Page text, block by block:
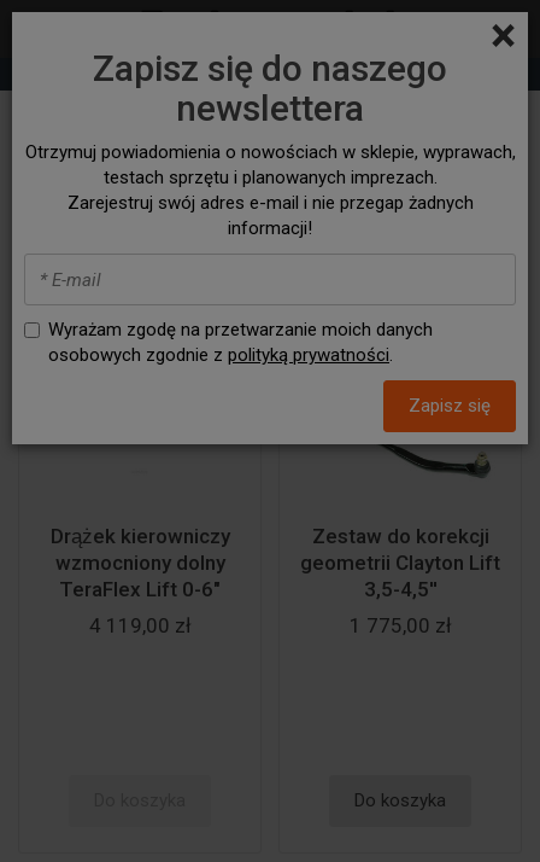
×
Zapisz się do naszego
newslettera
Otrzymuj powiadomienia o nowościach w sklepie, wyprawach,
testach sprzętu i planowanych imprezach.
Zarejestruj swój adres e-mail i nie przegap żadnych
informacji!
Wyrażam zgodę na przetwarzanie moich danych
osobowych zgodnie z polityką prywatności.
Zapisz się
+48 530 932 305 sklep@bezasfaltu4x4.com
Układ kierowniczy > Drążki
kierownicze
Drążek kierowniczy
wzmocniony dolny
TeraFlex Lift 0-6"
4 119,00 zł
Zestaw do korekcji
geometrii Clayton Lift
3,5-4,5''
1 775,00 zł
Do koszyka